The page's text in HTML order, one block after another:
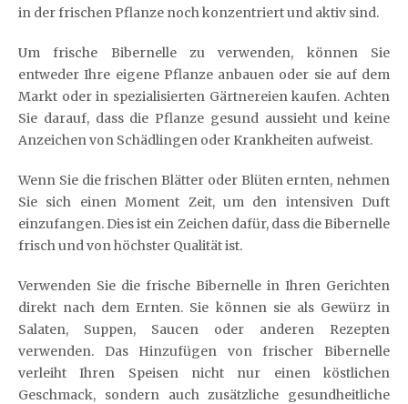
in der frischen Pflanze noch konzentriert und aktiv sind.
Um frische Bibernelle zu verwenden, können Sie
entweder Ihre eigene Pflanze anbauen oder sie auf dem
Markt oder in spezialisierten Gärtnereien kaufen. Achten
Sie darauf, dass die Pflanze gesund aussieht und keine
Anzeichen von Schädlingen oder Krankheiten aufweist.
Wenn Sie die frischen Blätter oder Blüten ernten, nehmen
Sie sich einen Moment Zeit, um den intensiven Duft
einzufangen. Dies ist ein Zeichen dafür, dass die Bibernelle
frisch und von höchster Qualität ist.
Verwenden Sie die frische Bibernelle in Ihren Gerichten
direkt nach dem Ernten. Sie können sie als Gewürz in
Salaten, Suppen, Saucen oder anderen Rezepten
verwenden. Das Hinzufügen von frischer Bibernelle
verleiht Ihren Speisen nicht nur einen köstlichen
Geschmack, sondern auch zusätzliche gesundheitliche